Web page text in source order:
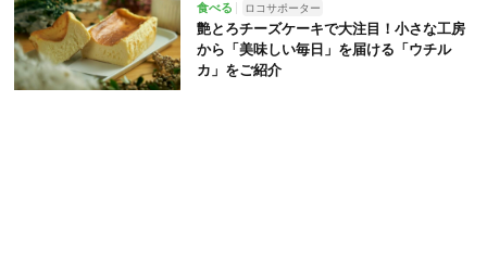
食べる ロコサポーター
艶とろチーズケーキで大注目！小さな工房
から「美味しい毎日」を届ける「ウチル
カ」をご紹介